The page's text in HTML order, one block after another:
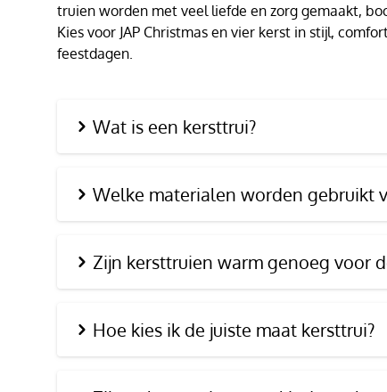
truien worden met veel liefde en zorg gemaakt,
Kies voor JAP Christmas en vier kerst in stijl,
feestdagen.
Wat is een kersttrui?
Welke materialen worden gebruikt
Zijn kersttruien warm genoeg voor
Hoe kies ik de juiste maat kersttrui?